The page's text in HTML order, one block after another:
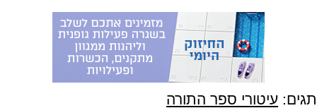
תגים: עיטורי ספר התורה